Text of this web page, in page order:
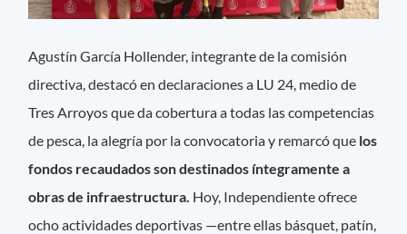
Agustín García Hollender, integrante de la comisión
directiva, destacó en declaraciones a LU 24, medio de
Tres Arroyos que da cobertura a todas las competencias
de pesca, la alegría por la convocatoria y remarcó que los
fondos recaudados son destinados íntegramente a
obras de infraestructura. Hoy, Independiente ofrece
ocho actividades deportivas —entre ellas básquet, patín,